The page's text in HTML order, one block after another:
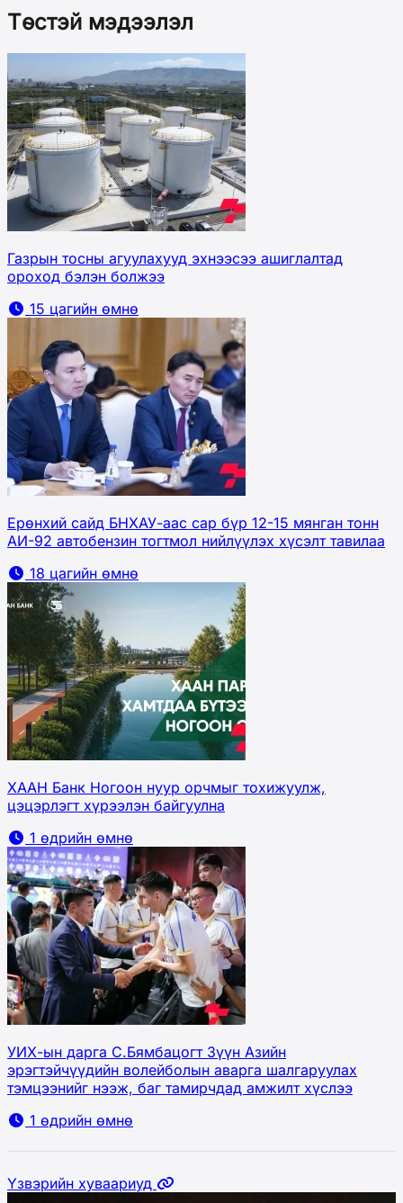
Төстэй мэдээлэл
Газрын тосны агуулахууд эхнээсээ ашиглалтад
ороход бэлэн болжээ
15 цагийн өмнө
Ерөнхий сайд БНХАУ-аас сар бүр 12-15 мянган тонн
АИ-92 автобензин тогтмол нийлүүлэх хүсэлт тавилаа
18 цагийн өмнө
ХААН Банк Ногоон нуур орчмыг тохижуулж,
цэцэрлэгт хүрээлэн байгуулна
1 өдрийн өмнө
УИХ-ын дарга С.Бямбацогт Зүүн Азийн
эрэгтэйчүүдийн волейболын аварга шалгаруулах
тэмцээнийг нээж, баг тамирчдад амжилт хүслээ
1 өдрийн өмнө
Үзвэрийн хуваариуд